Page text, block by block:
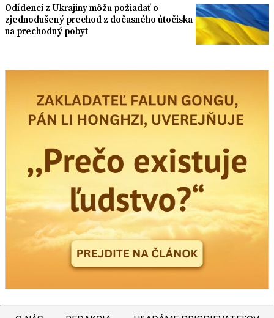
Odídenci z Ukrajiny môžu požiadať o
zjednodušený prechod z dočasného útočiska
na prechodný pobyt